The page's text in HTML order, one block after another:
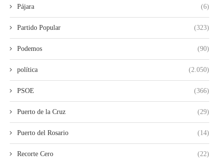
Pájara (6)
Partido Popular (323)
Podemos (90)
política (2.050)
PSOE (366)
Puerto de la Cruz (29)
Puerto del Rosario (14)
Recorte Cero (22)